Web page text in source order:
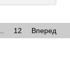
12 Вперед